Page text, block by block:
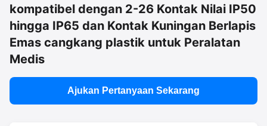
kompatibel dengan 2-26 Kontak Nilai IP50
hingga IP65 dan Kontak Kuningan Berlapis
Emas cangkang plastik untuk Peralatan
Medis
Ajukan Pertanyaan Sekarang